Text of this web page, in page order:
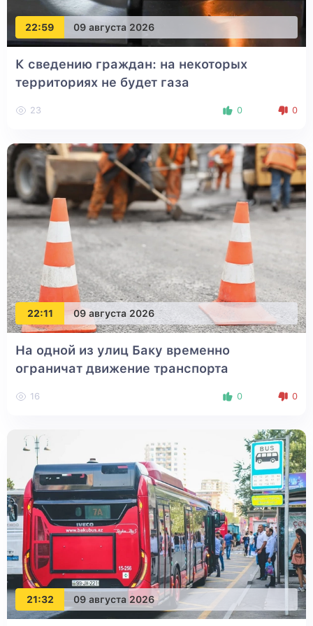
22:59 09 августа 2026
К сведению граждан: на некоторых
территориях не будет газа
23 0 0
22:11 09 августа 2026
На одной из улиц Баку временно
ограничат движение транспорта
16 0 0
21:32 09 августа 2026